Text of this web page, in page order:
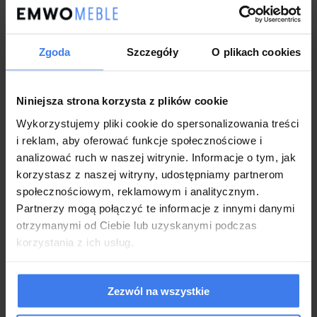
Zgoda Szczegóły O plikach cookies
Niniejsza strona korzysta z plików cookie
Wykorzystujemy pliki cookie do spersonalizowania treści
i reklam, aby oferować funkcje społecznościowe i
analizować ruch w naszej witrynie. Informacje o tym, jak
korzystasz z naszej witryny, udostępniamy partnerom
społecznościowym, reklamowym i analitycznym.
Partnerzy mogą połączyć te informacje z innymi danymi
otrzymanymi od Ciebie lub uzyskanymi podczas
korzystania z ich usług.
Zezwól na wszystkie
Wymiary:
Szerokość: 220 cm
Powierzchnia
spania:
Materac:
wariantach
Wykonanie:
Łóżko wykonane z najwyższej jakości materiałów
Wyjątkowa
tkanina boucle
Wyprofilowany zagłówek gwarantujący maksymalny poziom
komfortu